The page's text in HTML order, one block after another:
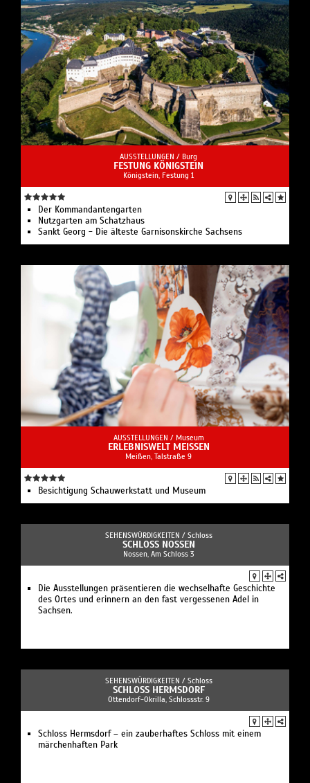
AUSSTELLUNGEN / Burg
FESTUNG KÖNIGSTEIN
Königstein, Festung 1
Der Kommandantengarten
Nutzgarten am Schatzhaus
Sankt Georg - Die älteste Garnisonskirche Sachsens
AUSSTELLUNGEN / Museum
ERLEBNISWELT MEISSEN
Meißen, Talstraße 9
Besichtigung Schauwerkstatt und Museum
SEHENSWÜRDIGKEITEN / Schloss
SCHLOSS NOSSEN
Nossen, Am Schloss 3
Die Ausstellungen präsentieren die wechselhafte Geschichte
des Ortes und erinnern an den fast vergessenen Adel in
Sachsen.
SEHENSWÜRDIGKEITEN / Schloss
SCHLOSS HERMSDORF
Ottendorf-Okrilla, Schlossstr. 9
Schloss Hermsdorf – ein zauberhaftes Schloss mit einem
märchenhaften Park